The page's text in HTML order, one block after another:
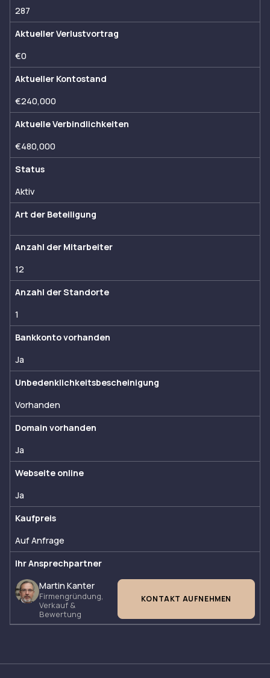
287
Aktueller Verlustvortrag
€0
Aktueller Kontostand
€240,000
Aktuelle Verbindlichkeiten
€480,000
Status
Aktiv
Art der Beteiligung
Anzahl der Mitarbeiter
12
Anzahl der Standorte
1
Bankkonto vorhanden
Ja
Unbedenklichkeitsbescheinigung
Vorhanden
Domain vorhanden
Ja
Webseite online
Ja
Kaufpreis
Auf Anfrage
Ihr Ansprechpartner
Martin Kanter
Firmengründung,
Verkauf &
Bewertung
KONTAKT AUFNEHMEN